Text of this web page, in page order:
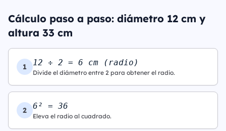
Cálculo paso a paso: diámetro 12 cm y
altura 33 cm
1 12 ÷ 2 = 6 cm (radio)
Divide el diámetro entre 2 para obtener el radio.
2 6² = 36
Eleva el radio al cuadrado.